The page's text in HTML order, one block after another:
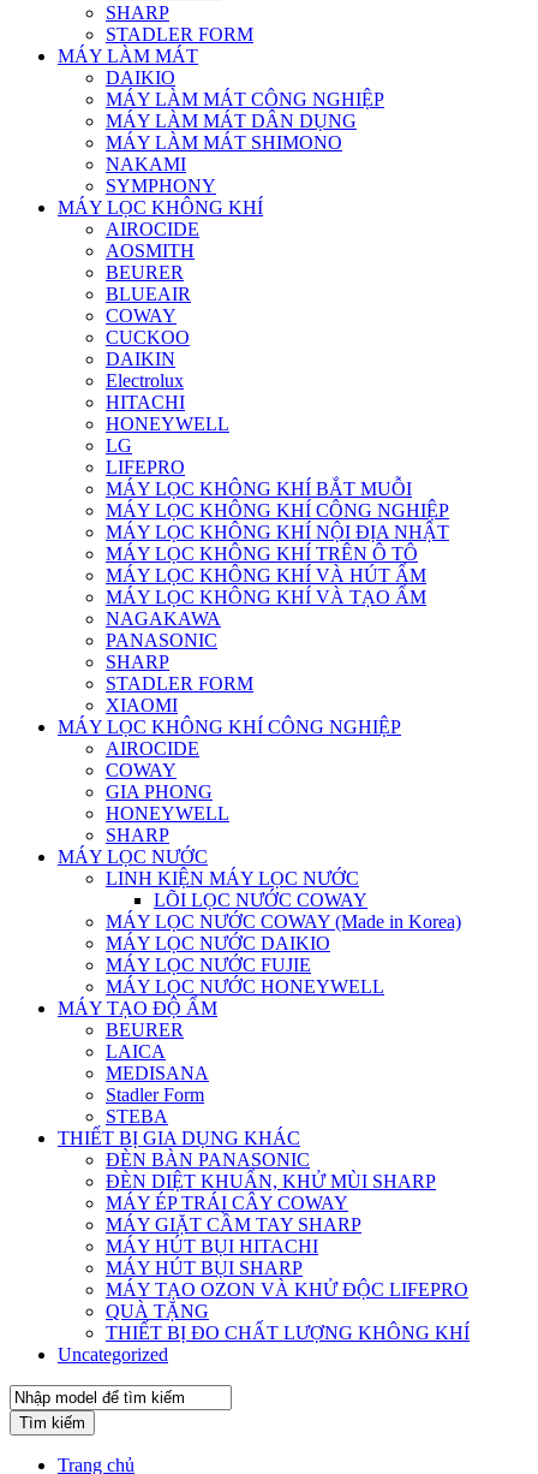
SHARP
STADLER FORM
MÁY LÀM MÁT
DAIKIO
MÁY LÀM MÁT CÔNG NGHIỆP
MÁY LÀM MÁT DÂN DỤNG
MÁY LÀM MÁT SHIMONO
NAKAMI
SYMPHONY
MÁY LỌC KHÔNG KHÍ
AIROCIDE
AOSMITH
BEURER
BLUEAIR
COWAY
CUCKOO
DAIKIN
Electrolux
HITACHI
HONEYWELL
LG
LIFEPRO
MÁY LỌC KHÔNG KHÍ BẮT MUỖI
MÁY LỌC KHÔNG KHÍ CÔNG NGHIỆP
MÁY LỌC KHÔNG KHÍ NỘI ĐỊA NHẬT
MÁY LỌC KHÔNG KHÍ TRÊN Ô TÔ
MÁY LỌC KHÔNG KHÍ VÀ HÚT ẨM
MÁY LỌC KHÔNG KHÍ VÀ TẠO ẨM
NAGAKAWA
PANASONIC
SHARP
STADLER FORM
XIAOMI
MÁY LỌC KHÔNG KHÍ CÔNG NGHIỆP
AIROCIDE
COWAY
GIA PHONG
HONEYWELL
SHARP
MÁY LỌC NƯỚC
LINH KIỆN MÁY LỌC NƯỚC
LÕI LỌC NƯỚC COWAY
MÁY LỌC NƯỚC COWAY (Made in Korea)
MÁY LỌC NƯỚC DAIKIO
MÁY LỌC NƯỚC FUJIE
MÁY LỌC NƯỚC HONEYWELL
MÁY TẠO ĐỘ ẨM
BEURER
LAICA
MEDISANA
Stadler Form
STEBA
THIẾT BỊ GIA DỤNG KHÁC
ĐÈN BÀN PANASONIC
ĐÈN DIỆT KHUẨN, KHỬ MÙI SHARP
MÁY ÉP TRÁI CÂY COWAY
MÁY GIẶT CẦM TAY SHARP
MÁY HÚT BỤI HITACHI
MÁY HÚT BỤI SHARP
MÁY TẠO OZON VÀ KHỬ ĐỘC LIFEPRO
QUÀ TẶNG
THIẾT BỊ ĐO CHẤT LƯỢNG KHÔNG KHÍ
Uncategorized
Tìm kiếm
Trang chủ